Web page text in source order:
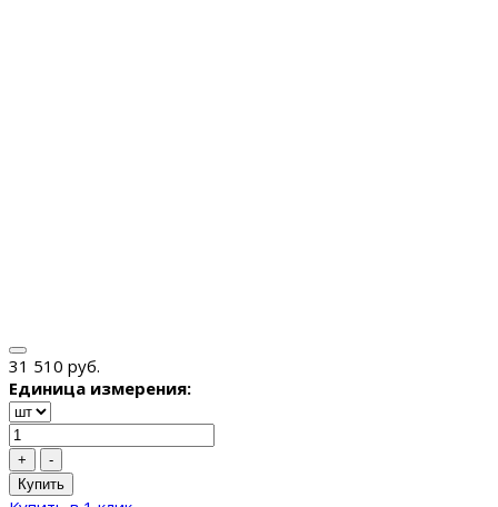
31 510 руб.
Единица измерения:
+
-
Купить